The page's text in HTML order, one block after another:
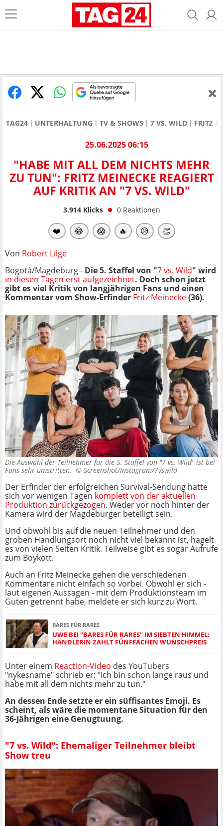
TAG24 UNTERHALTUNG TV & SHOWS 7 VS. WILD FRITZ
25.06.2025 06:15
"HABE MIT ALL DEM NICHTS MEHR
ZU TUN": FRITZ MEINECKE REAGIERT
AUF KRITIK AN "7 VS. WILD"
3.914Klicks 0 Reaktionen
❤️ 😂 😱 🔥 😥 👏
Von Robert Lilge
Bogotá/Magdeburg - Die 5. Staffel von "7 vs. Wild" wird
in diesen Tagen erst aufgezeichnet. Doch schon jetzt
gibt es viel Kritik von langjährigen Fans und einen
Kommentar vom Show-Erfinder Fritz Meinecke(36).
Die Auswahl der Teilnehmer für die 5. Staffel von "7 vs. Wild" ist bei
Fans sehr umstritten. © Screenshot/Instagram/7vswild
Der Erfinder der erfolgreichen Survival-Sendung hatte
sich vor wenigen Tagen komplett von der aktuellen
Produktion zurückgezogen. Weder vor noch hinter der
Kamera wird der Magdeburger beteiligt sein.
Und obwohl bis auf die neuen Teilnehmer und den
groben Handlungsort noch nicht viel bekannt ist, hagelt
es von vielen Seiten Kritik. Teilweise gibt es sogar Aufrufe
zum Boykott.
Auch an Fritz Meinecke gehen die verschiedenen
Kommentare nicht einfach so vorbei. Obwohl er sich -
laut eigenen Aussagen - mit dem Produktionsteam im
Guten getrennt habe, meldete er sich kurz zu Wort.
BARES FÜR RARES
UWE BEI "BARES FÜR RARES" IM SIEBTEN HIMMEL:
HÄNDLERIN ZAHLT FÜNFFACHEN WUNSCHPREIS
Unter einem Reaction-Video des YouTubers
"nykesname" schrieb er: "Ich bin schon lange raus und
habe mit all dem nichts mehr zu tun."
An dessen Ende setzte er ein süffisantes Emoji. Es
scheint, als wäre die momentane Situation für den
36-Jährigen eine Genugtuung.
"7 vs. Wild": Ehemaliger Teilnehmer bleibt
Show treu